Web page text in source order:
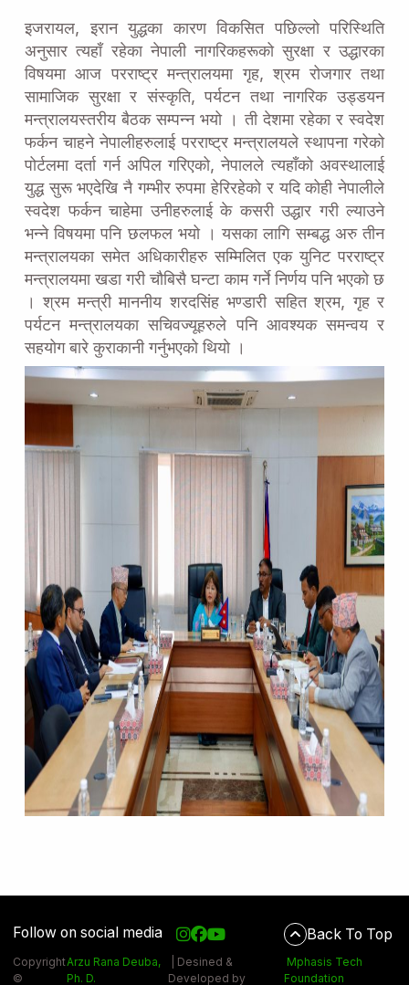
इजरायल, इरान युद्धका कारण विकसित पछिल्लो परिस्थिति
अनुसार त्यहाँ रहेका नेपाली नागरिकहरूको सुरक्षा र उद्धारका
विषयमा आज परराष्ट्र मन्त्रालयमा गृह, श्रम रोजगार तथा
सामाजिक सुरक्षा र संस्कृति, पर्यटन तथा नागरिक उड्डयन
मन्त्रालयस्तरीय बैठक सम्पन्न भयो । ती देशमा रहेका र स्वदेश
फर्कन चाहने नेपालीहरुलाई परराष्ट्र मन्त्रालयले स्थापना गरेको
पोर्टलमा दर्ता गर्न अपिल गरिएको, नेपालले त्यहाँको अवस्थालाई
युद्ध सुरू भएदेखि नै गम्भीर रुपमा हेरिरहेको र यदि कोही नेपालीले
स्वदेश फर्कन चाहेमा उनीहरुलाई के कसरी उद्धार गरी ल्याउने
भन्ने विषयमा पनि छलफल भयो । यसका लागि सम्बद्ध अरु तीन
मन्त्रालयका समेत अधिकारीहरु सम्मिलित एक युनिट परराष्ट्र
मन्त्रालयमा खडा गरी चौबिसै घन्टा काम गर्ने निर्णय पनि भएको छ
। श्रम मन्त्री माननीय शरदसिंह भण्डारी सहित श्रम, गृह र
पर्यटन मन्त्रालयका सचिवज्यूहरुले पनि आवश्यक समन्वय र
सहयोग बारे कुराकानी गर्नुभएको थियो ।
Follow on social media Back To Top
Copyright
©
Arzu Rana Deuba,
Ph. D.
| Desined &
Developed by
Mphasis Tech
Foundation